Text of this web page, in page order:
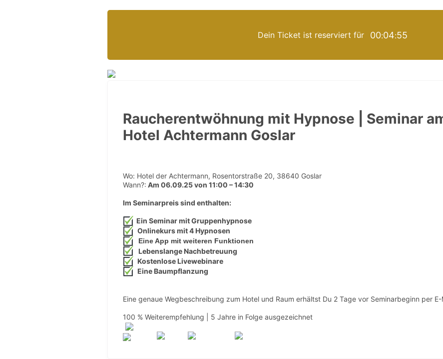
Dein Ticket ist reserviert für 00:04:54
Raucherentwöhnung mit Hypnose | Seminar
Hotel Achtermann Goslar
Wo: Hotel der Achtermann, Rosentorstraße 20, 38640 Goslar
Wann?: Am 06.09.25 von 11:00 – 14:30
Im Seminarpreis sind enthalten:
Ein Seminar mit Gruppenhypnose
Onlinekurs mit 4 Hypnosen
Eine App mit weiteren Funktionen
Lebenslange Nachbetreuung
Kostenlose Livewebinare
Eine Baumpflanzung
Eine genaue Wegbeschreibung zum Hotel und Raum erhältst Du 2 Tage vor Seminarbeginn per E-
100 % Weiterempfehlung | 5 Jahre in Folge ausgezeichnet